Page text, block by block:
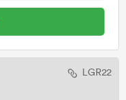
LGR22